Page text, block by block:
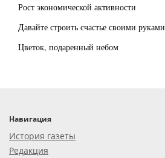
Рост экономической активности
Давайте строить счастье своими руками
Цветок, подаренный небом
Навигация
История газеты
Редакция